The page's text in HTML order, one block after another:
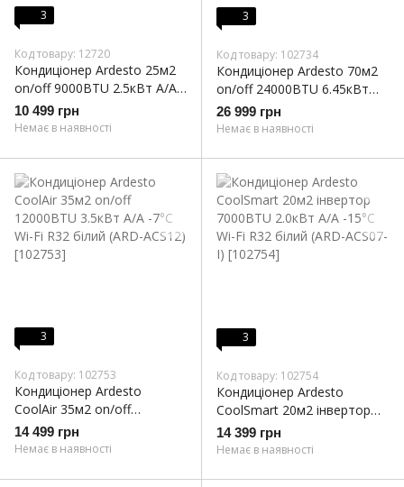
3
Код товару: 12720
Кондиціонер Ardesto 25м2
on/off 9000BTU 2.5кВт A/A
-7°С R32 білий (ARD-E09-
R32)
10 499 грн
Немає в наявності
3
Код товару: 102734
Кондиціонер Ardesto 70м2
on/off 24000BTU 6.45кВт
A/A -7°С R32 білий (ARD-
E24-R32)
26 999 грн
Немає в наявності
3
Код товару: 102753
Кондиціонер Ardesto
CoolAir 35м2 on/off
12000BTU 3.5кВт A/A -7°С
Wi-Fi R32 білий (ARD-ACS12)
14 499 грн
Немає в наявності
3
Код товару: 102754
Кондиціонер Ardesto
CoolSmart 20м2 інвертор
7000BTU 2.0кВт A/A -15°С
Wi-Fi R32 білий (ARD-ACS07-
14 399 грн
Немає в наявності